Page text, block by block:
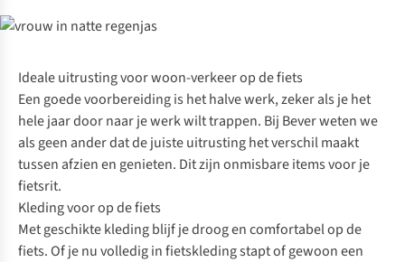
Ideale uitrusting voor woon-verkeer op de fiets
Een goede voorbereiding is het halve werk, zeker als je het
hele jaar door naar je werk wilt trappen. Bij Bever weten we
als geen ander dat de juiste uitrusting het verschil maakt
tussen afzien en genieten. Dit zijn onmisbare items voor je
fietsrit.
Kleding voor op de fiets
Met geschikte kleding blijf je droog en comfortabel op de
fiets. Of je nu volledig infietskledingstapt of gewoon een